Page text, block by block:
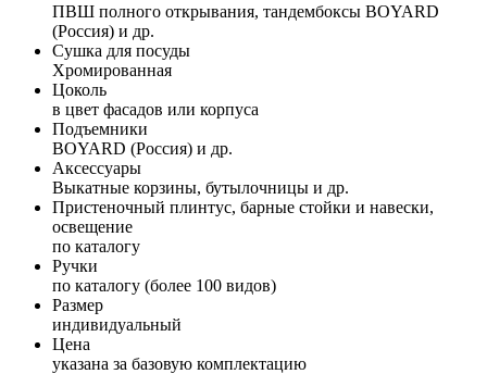
ПВШ полного открывания, тандембоксы BOYARD
(Россия) и др.
Сушка для посуды
Хромированная
Цоколь
в цвет фасадов или корпуса
Подъемники
BOYARD (Россия) и др.
Аксессуары
Выкатные корзины, бутылочницы и др.
Пристеночный плинтус, барные стойки и навески,
освещение
по каталогу
Ручки
по каталогу (более 100 видов)
Размер
индивидуальный
Цена
указана за базовую комплектацию